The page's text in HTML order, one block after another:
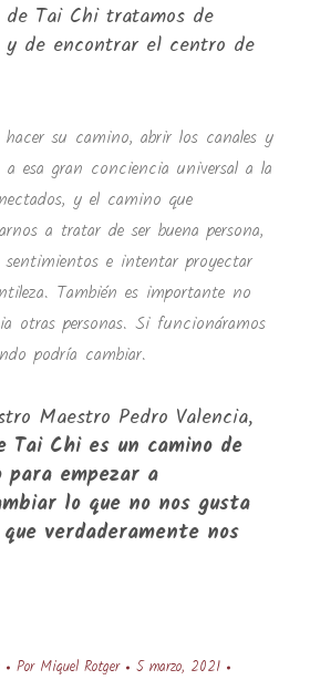
Tai Chi tratamos de
y de encontrar el centro de
su camino, abrir los canales y
esa gran conciencia universal a la
y el camino que
a tratar de ser buena persona,
e intentar proyectar
También es importante no
otras personas. Si funcionáramos
podría cambiar.
Maestro Pedro Valencia,
Tai Chi es un camino de
empezar a
lo que no nos gusta
verdaderamente nos
Por Miquel Rotger
5 marzo, 2021